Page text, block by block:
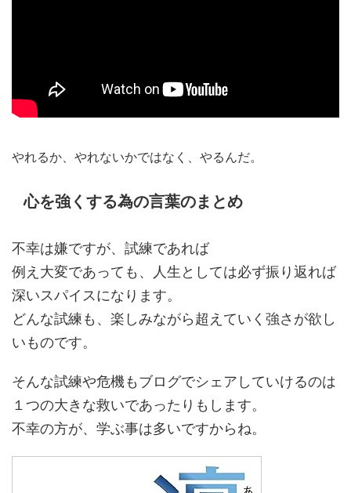
やれるか、やれないかではなく、やるんだ。
心を強くする為の言葉のまとめ
不幸は嫌ですが、試練であれば
例え大変であっても、人生としては必ず振り返れば
深いスパイスになります。
どんな試練も、楽しみながら超えていく強さが欲し
いものです。
そんな試練や危機もブログでシェアしていけるのは
１つの大きな救いであったりもします。
不幸の方が、学ぶ事は多いですからね。